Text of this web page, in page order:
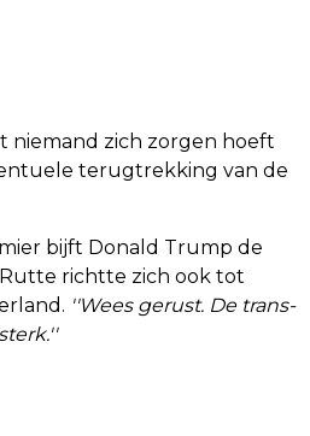
niemand zich zorgen hoeft
terugtrekking van de
bijft Donald Trump de
richtte zich ook tot
''Wees gerust. De trans-